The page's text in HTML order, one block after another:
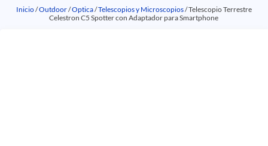
Inicio/Outdoor/Optica/Telescopios y Microscopios/ Telescopio Terrestre
Celestron C5 Spotter con Adaptador para Smartphone